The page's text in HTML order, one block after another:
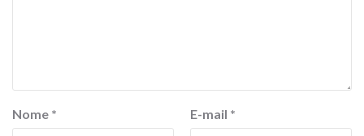
Nome * E-mail *